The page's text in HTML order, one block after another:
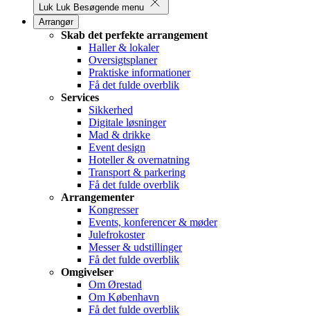
Luk Luk Besøgende menu
Arrangør
Skab det perfekte arrangement
Haller & lokaler
Oversigtsplaner
Praktiske informationer
Få det fulde overblik
Services
Sikkerhed
Digitale løsninger
Mad & drikke
Event design
Hoteller & overnatning
Transport & parkering
Få det fulde overblik
Arrangementer
Kongresser
Events, konferencer & møder
Julefrokoster
Messer & udstillinger
Få det fulde overblik
Omgivelser
Om Ørestad
Om København
Få det fulde overblik